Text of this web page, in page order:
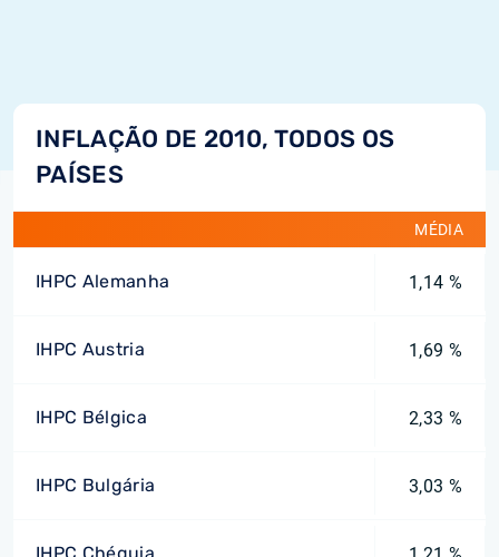
INFLAÇÃO DE 2010, TODOS OS
PAÍSES
MÉDIA
IHPC Alemanha 1,14 %
IHPC Austria 1,69 %
IHPC Bélgica 2,33 %
IHPC Bulgária 3,03 %